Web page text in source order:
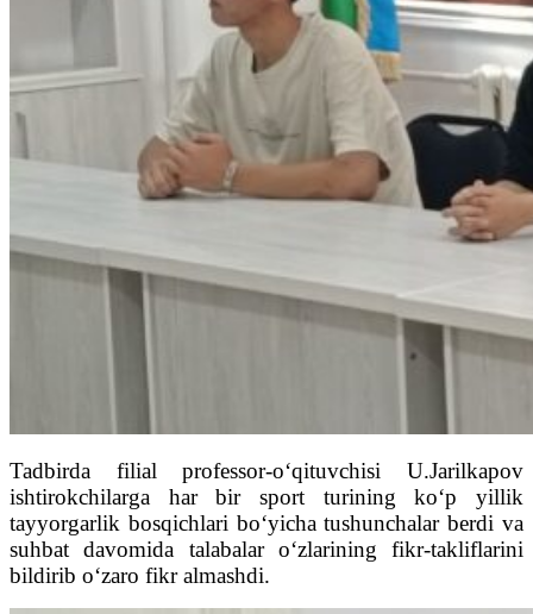
Tadbirda filial professor-o‘qituvchisi U.Jarilkapov
ishtirokchilarga har bir sport turining ko‘p yillik
tayyorgarlik bosqichlari bo‘yicha tushunchalar berdi va
suhbat davomida talabalar o‘zlarining fikr-takliflarini
bildirib o‘zaro fikr almashdi.